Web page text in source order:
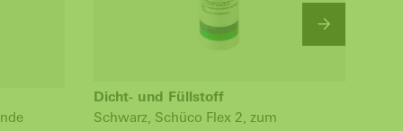
Dicht- und Füllstoff
Schwarz, Schüco Flex 2, zum